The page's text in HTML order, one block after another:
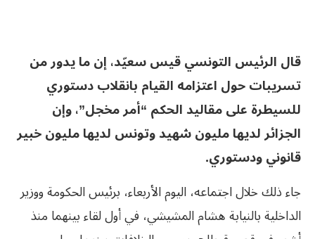
قال الرئيس التونسي قيس سعيّد، إن ما يدور من
تسريبات حول اعتزامه القيام بانقلاب دستوري
للسيطرة على مقاليد الحكم “أمر مخجل”، وإن
الجزائر لديها مليون شهيد وتونس لديها مليون خبير
قانوني ودستوري.
جاء ذلك خلال اجتماعه، اليوم الأربعاء، برئيس الحكومة ووزير
الداخلية بالنيابة هشام المشيشي، في أول لقاء بينهما منذ